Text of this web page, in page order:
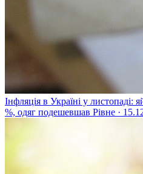
Інфляція в Україні у
%, одяг подешевшав Рівне ·